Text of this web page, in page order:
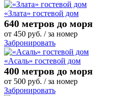
«Злата» гостевой дом
640 метров до моря
от 450 руб. / за номер
Забронировать
«Асаль» гостевой дом
400 метров до моря
от 500 руб. / за номер
Забронировать